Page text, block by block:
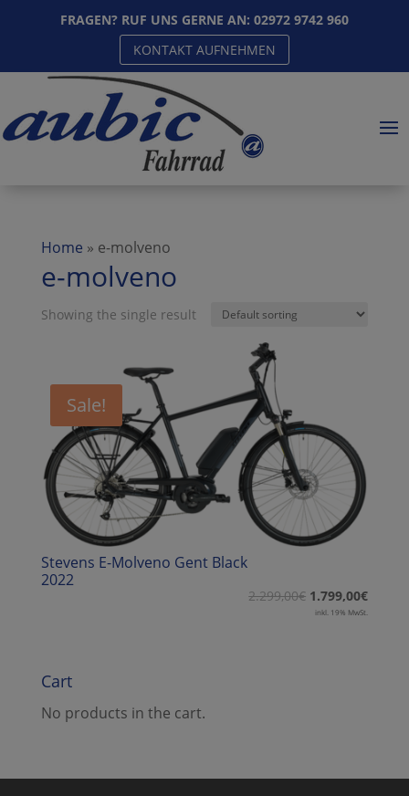
FRAGEN? RUF UNS GERNE AN: 02972 9742 960
KONTAKT AUFNEHMEN
Home » e-molveno
e-molveno
Showing the single result
Sale!
Stevens E-Molveno Gent Black
2022
2.299,00€ 1.799,00€
inkl. 19% MwSt.
Cart
No products in the cart.